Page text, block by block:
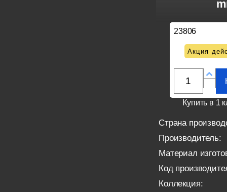
23806
Акция
Купить в 1
Страна
Производитель:
Материал
Код
Коллекция: